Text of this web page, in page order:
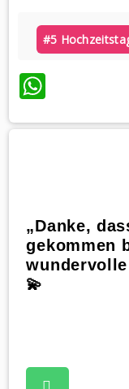
#5
„Danke,
gekommen
💫